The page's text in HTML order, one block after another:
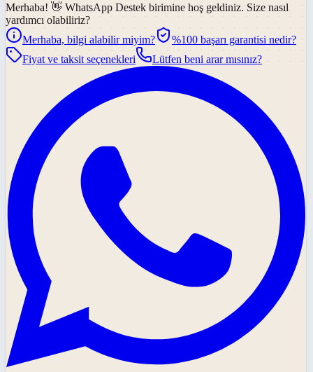
Merhaba! 👋 WhatsApp Destek birimine hoş geldiniz. Size nasıl
yardımcı olabiliriz?
Merhaba, bilgi alabilir miyim?
%100 başarı garantisi nedir?
Fiyat ve taksit seçenekleri
Lütfen beni arar mısınız?